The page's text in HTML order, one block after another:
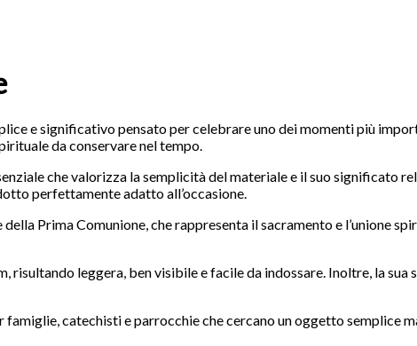
e significativo pensato per celebrare uno dei momenti più
da conservare nel tempo.
che valorizza la semplicità del materiale e il suo significato
perfettamente adatto all’occasione.
Prima Comunione, che rappresenta il sacramento e l’unione
risultando leggera, ben visibile e facile da indossare. Inoltre, la
catechisti e parrocchie che cercano un oggetto semplice